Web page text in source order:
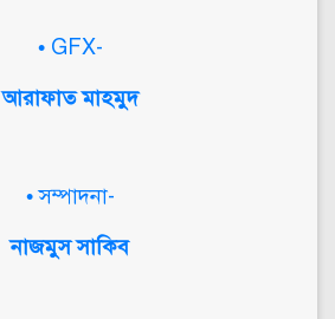
• GFX-
আরাফাত মাহমুদ
• সম্পাদনা-
নাজমুস সাকিব